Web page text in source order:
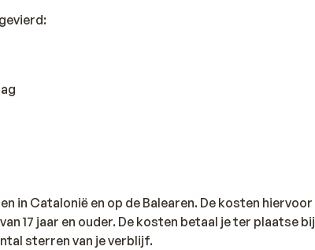
in Catalonië en op de Balearen. De kosten hiervoor
17 jaar en ouder. De kosten betaal je ter plaatse bij
sterren van je verblijf.